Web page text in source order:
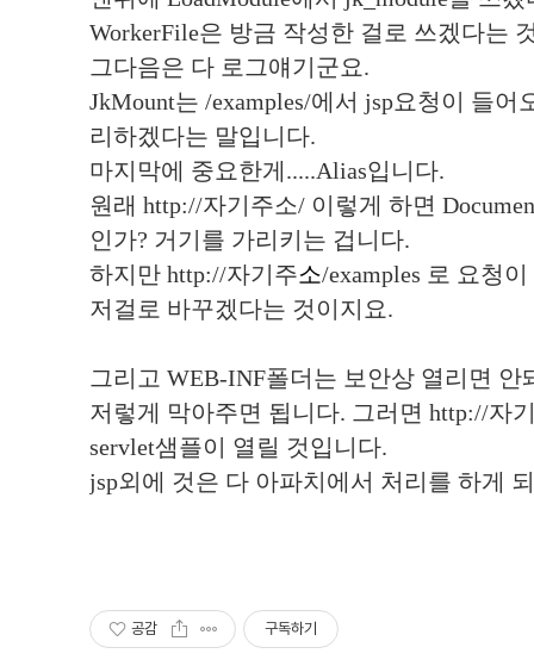
WorkerFile은 방금 작성한 걸로 쓰겠다는
그다음은 다 로그얘기군요.
JkMount는 /examples/에서 jsp요청이 들어
리하겠다는 말입니다.
마지막에 중요한게.....Alias입니다.
원래 http://자기주소/ 이렇게 하면
인가? 거기를 가리키는 겁니다.
하지만 http://자기주소/examples 로 요청
저걸로 바꾸겠다는 것이지요.
그리고 WEB-INF폴더는 보안상 열리면 안
저렇게 막아주면 됩니다. 그러면 http://자
servlet샘플이 열릴 것입니다.
jsp외에 것은 다 아파치에서 처리를 하게
공감 구독하기